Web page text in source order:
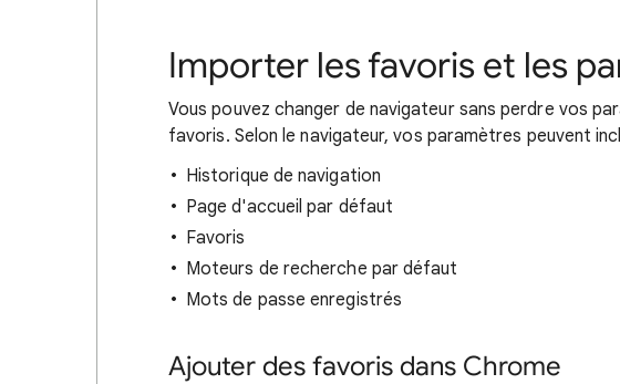
Importer les favoris et les
Vous pouvez changer de navigateur sans perdre vos
favoris. Selon le navigateur, vos paramètres peuvent
Historique de navigation
Page d'accueil par défaut
Favoris
Moteurs de recherche par défaut
Mots de passe enregistrés
Ajouter des favoris dans Chrome